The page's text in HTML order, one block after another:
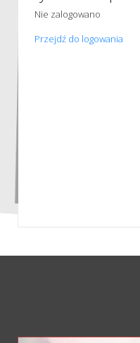
Nie zalogowano
Przejdź do logowania